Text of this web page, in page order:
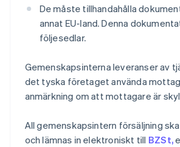
De måste tillhandahålla
annat EU-land. Denna
följesedlar.
Gemenskapsinterna leveranser av
det tyska företaget använda
anmärkning om att mottagare är
All gemenskapsintern försäljning
och lämnas in elektroniskt till BZSt,